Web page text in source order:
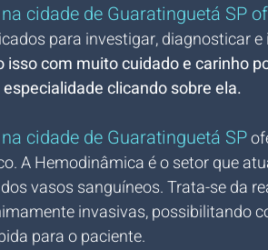
cidade de Guaratinguetá SP
para investigar, diagnosticar
isso com muito cuidado e carinho
clicando sobre ela.
cidade de Guaratinguetá SP
A Hemodinâmica é o setor que
vasos sanguíneos. Trata-se da
invasivas, possibilitando
para o paciente.